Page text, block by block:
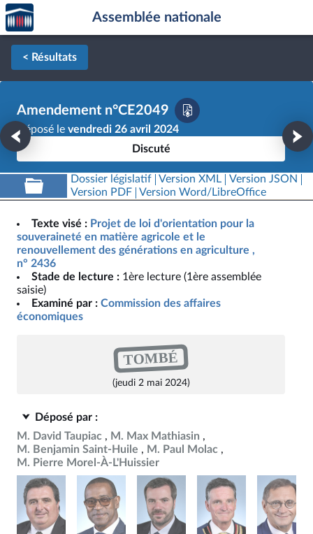
Aller au contenu
Aller en bas de la page
Accèder
à la
page
d'accueil
Assemblée nationale
< Résultats
Amendement n°CE2049
Déposé le vendredi 26 avril 2024
Discuté
Dossier législatif Version XML
Version JSON
Version PDF
Version Word/LibreOffice
Texte visé : Projet de loi d'orientation pour la
souveraineté en matière agricole et le
renouvellement des générations en agriculture ,
n° 2436
Stade de lecture : 1ère lecture (1ère assemblée
saisie)
Examiné par : Commission des affaires
économiques
TOMBÉ
(jeudi 2 mai 2024)
Déposé par :
M. David Taupiac
M. Max Mathiasin
M. Benjamin Saint-Huile
M. Paul Molac
M. Pierre Morel-À-L'Huissier